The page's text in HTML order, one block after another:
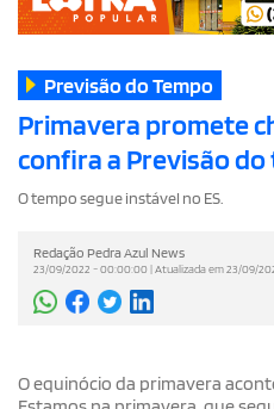
Previsão do Tempo
Primavera promete
confira a Previsão
O tempo segue instável no ES.
Redação Pedra Azul News
23/09/2022 - 00:00:00 | Atualizada em 23/09/
O equinócio da primavera